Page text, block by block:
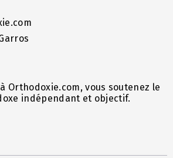
Orthodoxie.com, vous soutenez le
indépendant et objectif.